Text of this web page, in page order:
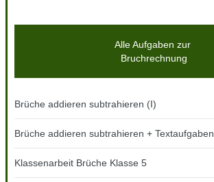
Alle Aufgaben zur
Bruchrechnung
Brüche addieren subtrahieren (I)
Brüche addieren subtrahieren + Textaufgaben
Klassenarbeit Brüche Klasse 5